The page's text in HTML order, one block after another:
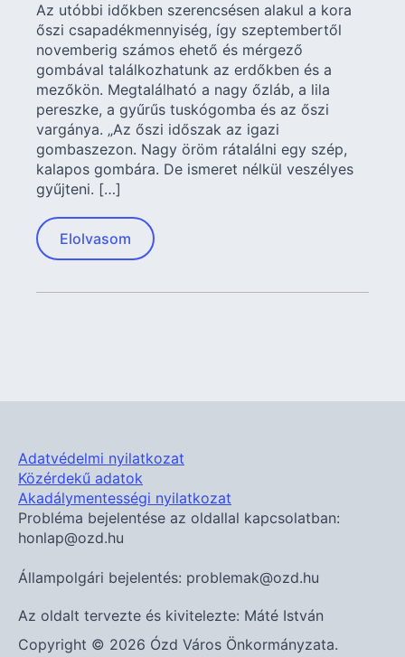
Az utóbbi időkben szerencsésen alakul a kora
őszi csapadékmennyiség, így szeptembertől
novemberig számos ehető és mérgező
gombával találkozhatunk az erdőkben és a
mezőkön. Megtalálható a nagy őzláb, a lila
pereszke, a gyűrűs tuskógomba és az őszi
vargánya. „Az őszi időszak az igazi
gombaszezon. Nagy öröm rátalálni egy szép,
kalapos gombára. De ismeret nélkül veszélyes
gyűjteni. […]
Elolvasom
Adatvédelmi nyilatkozat
Közérdekű adatok
Akadálymentességi nyilatkozat
Probléma bejelentése az oldallal kapcsolatban:
honlap@ozd.hu
Állampolgári bejelentés: problemak@ozd.hu
Az oldalt tervezte és kivitelezte: Máté István
Copyright © 2026 Ózd Város Önkormányzata.